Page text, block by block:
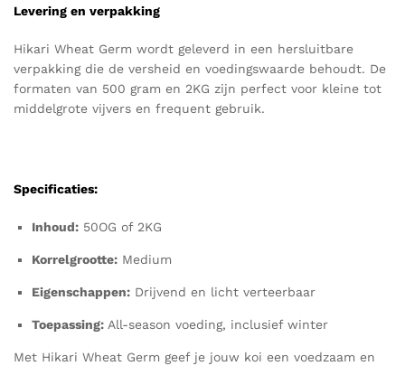
Levering en verpakking
Hikari Wheat Germ wordt geleverd in een hersluitbare
verpakking die de versheid en voedingswaarde behoudt. De
formaten van 500 gram en 2KG zijn perfect voor kleine tot
middelgrote vijvers en frequent gebruik.
Specificaties:
Inhoud: 50OG of 2KG
Korrelgrootte: Medium
Eigenschappen: Drijvend en licht verteerbaar
Toepassing: All-season voeding, inclusief winter
Met Hikari Wheat Germ geef je jouw koi een voedzaam en